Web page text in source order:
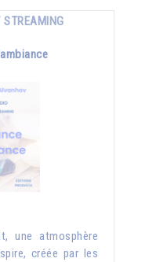
STREAMING
une atmosphère
créée par les